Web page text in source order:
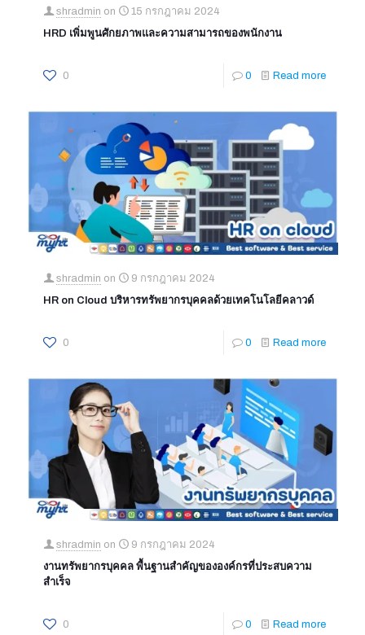
shradmin on
15 กรกฎาคม 2024
HRD เพิ่มพูนศักยภาพและความสามารถของพนักงาน
0 0 Read more
shradmin on
9 กรกฎาคม 2024
HR on Cloud บริหารทรัพยากรบุคคลด้วยเทคโนโลยีคลาวด์
0 0 Read more
shradmin on
9 กรกฎาคม 2024
งานทรัพยากรบุคคล พื้นฐานสำคัญขององค์กรที่ประสบความ
สำเร็จ
0 0 Read more